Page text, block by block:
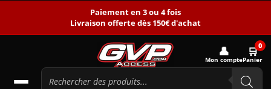
Paiement en 3 ou 4 fois
Livraison offerte dès 150€ d'achat
👤
Mon compte
🛒0
Panier